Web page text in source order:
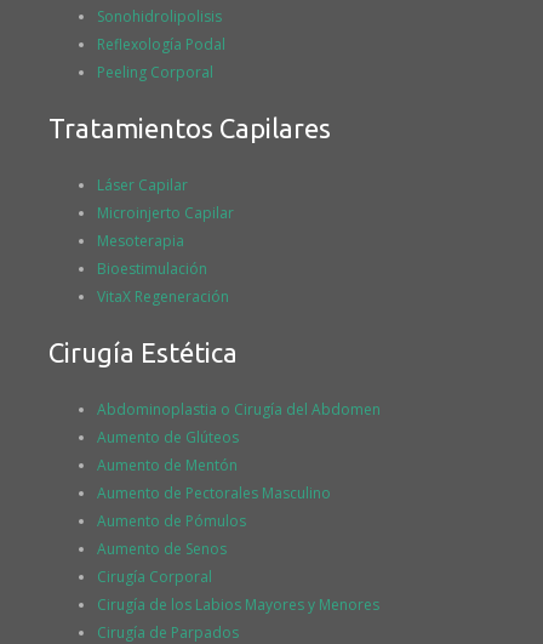
Sonohidrolipolisis
Reflexología Podal
Peeling Corporal
Tratamientos Capilares
Láser Capilar
Microinjerto Capilar
Mesoterapia
Bioestimulación
VitaX Regeneración
Cirugía Estética
Abdominoplastia o Cirugía del Abdomen
Aumento de Glúteos
Aumento de Mentón
Aumento de Pectorales Masculino
Aumento de Pómulos
Aumento de Senos
Cirugía Corporal
Cirugía de los Labios Mayores y Menores
Cirugía de Parpados